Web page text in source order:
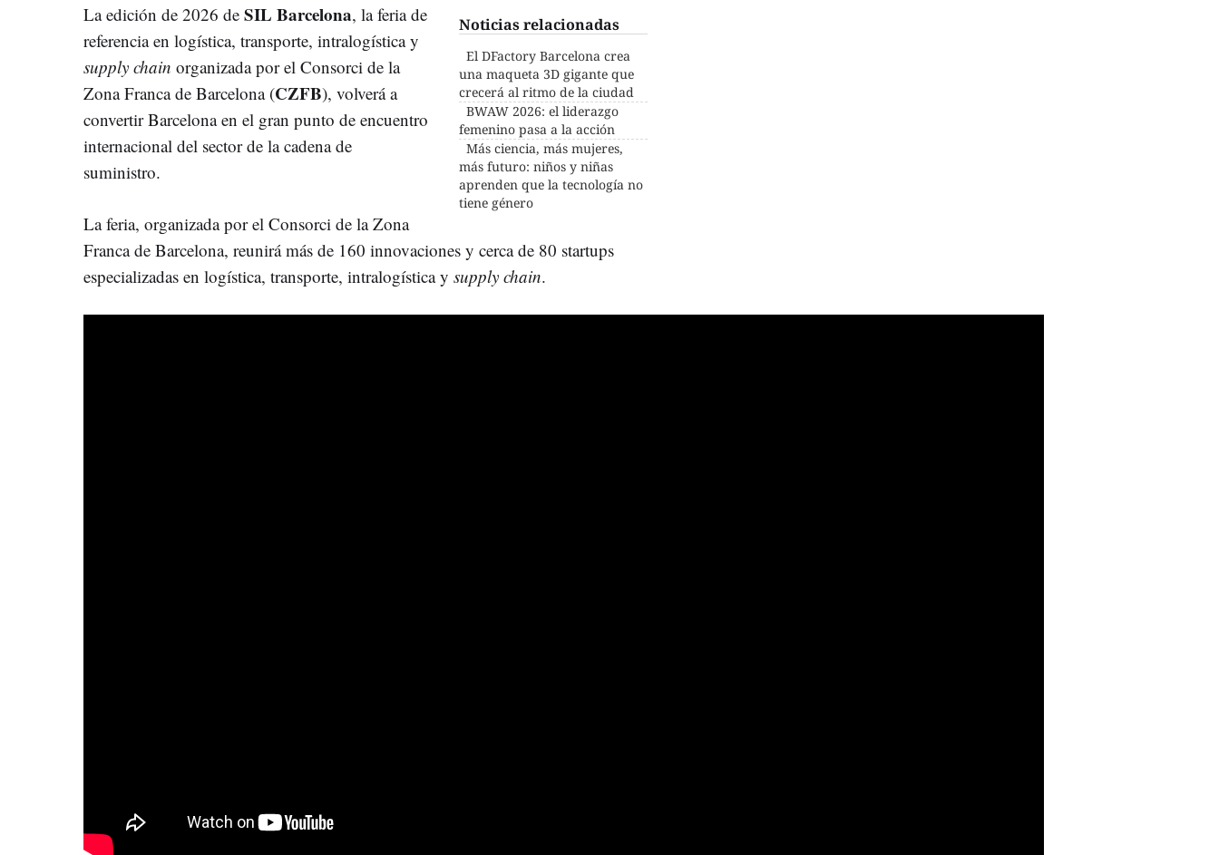
Noticias relacionadas
El DFactory Barcelona crea
una maqueta 3D gigante que
crecerá al ritmo de la ciudad
BWAW 2026: el liderazgo
femenino pasa a la acción
Más ciencia, más mujeres,
más futuro: niños y niñas
aprenden que la tecnología no
tiene género
La edición de 2026 de SIL Barcelona, la feria de
referencia en logística, transporte, intralogística y
supply chain organizada por el Consorci de la
Zona Franca de Barcelona (CZFB), volverá a
convertir Barcelona en el gran punto de encuentro
internacional del sector de la cadena de
suministro.
La feria, organizada por el Consorci de la Zona
Franca de Barcelona, reunirá más de 160 innovaciones y cerca de 80 startups
especializadas en logística, transporte, intralogística y supply chain.